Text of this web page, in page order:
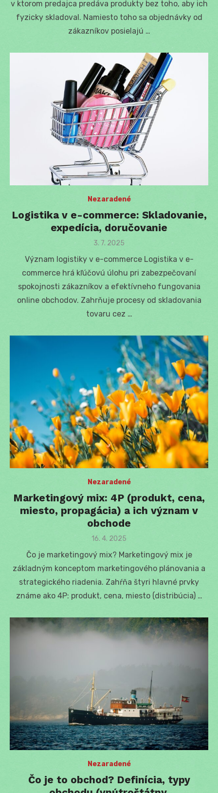
v ktorom predajca predáva produkty bez toho, aby ich
fyzicky skladoval. Namiesto toho sa objednávky od
zákazníkov posielajú …
Nezaradené
Logistika v e-commerce: Skladovanie,
expedícia, doručovanie
Posted
3. 7. 2025
Význam logistiky v e-commerce Logistika v e-
commerce hrá kľúčovú úlohu pri zabezpečovaní
spokojnosti zákazníkov a efektívneho fungovania
online obchodov. Zahrňuje procesy od skladovania
tovaru cez …
Nezaradené
Marketingový mix: 4P (produkt, cena,
miesto, propagácia) a ich význam v
obchode
Posted
16. 4. 2025
Čo je marketingový mix? Marketingový mix je
základným konceptom marketingového plánovania a
strategického riadenia. Zahŕňa štyri hlavné prvky
známe ako 4P: produkt, cena, miesto (distribúcia) …
Nezaradené
Čo je to obchod? Definícia, typy